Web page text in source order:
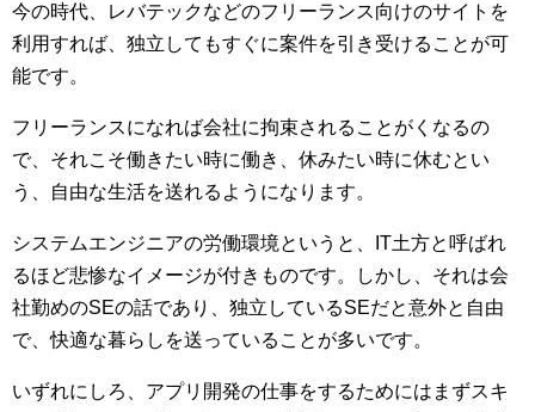
今の時代、レバテックなどのフリーランス向けのサイトを
利用すれば、独立してもすぐに案件を引き受けることが可
能です。
フリーランスになれば会社に拘束されることがくなるの
で、それこそ働きたい時に働き、休みたい時に休むとい
う、自由な生活を送れるようになります。
システムエンジニアの労働環境というと、IT土方と呼ばれ
るほど悲惨なイメージが付きものです。しかし、それは会
社勤めのSEの話であり、独立しているSEだと意外と自由
で、快適な暮らしを送っていることが多いです。
いずれにしろ、アプリ開発の仕事をするためにはまずスキ